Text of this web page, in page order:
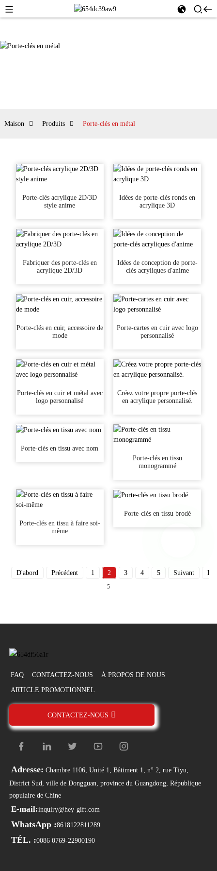
Maison Produits Porte-clés en métal
Porte-clés acrylique 2D/3D
style anime
Idées de porte-clés ronds en
acrylique 3D
Fabriquer des porte-clés en
acrylique 2D/3D
Idées de conception de porte-
clés acryliques d'anime
Porte-clés en cuir, accessoire de
mode
Porte-cartes en cuir avec logo
personnalisé
Porte-clés en cuir et métal avec
logo personnalisé
Créez votre propre porte-clés
en acrylique personnalisé.
Porte-clés en tissu avec nom
Porte-clés en tissu
monogrammé
Porte-clés en tissu à faire soi-
même
Porte-clés en tissu brodé
D'abord Précédent 1 2 3 4 5 Suivant
5
FAQ CONTACTEZ-NOUS À PROPOS DE NOUS
ARTICLE PROMOTIONNEL
CONTACTEZ-NOUS
Adresse: Chambre 1106, Unité 1, Bâtiment 1, n° 2, rue Tiyu,
District Sud, ville de Dongguan, province du Guangdong, République
populaire de Chine
E-mail:inquiry@hey-gift.com
WhatsApp :8618122811289
TÉL. :0086 0769-22900190